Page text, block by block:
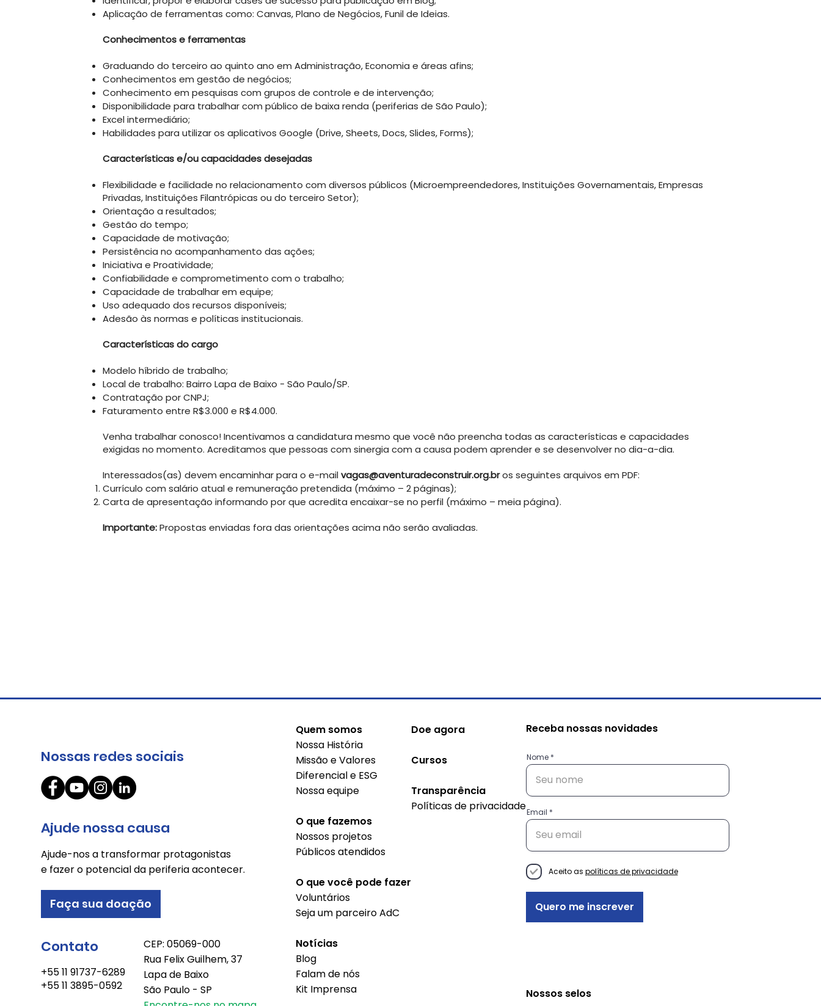
Aplicação de ferramentas como: Canvas, Plano de Negócios, Funil de Ideias.
Conhecimentos e ferramentas
​Graduando do terceiro ao quinto ano em Administração, Economia e áreas afins;
Conhecimentos em gestão de negócios;
Conhecimento em pesquisas com grupos de controle e de intervenção;
Disponibilidade para trabalhar com público de baixa renda (periferias de São Paulo);
Excel intermediário;
Habilidades para utilizar os aplicativos Google (Drive, Sheets, Docs, Slides, Forms);
Características e/ou capacidades desejadas
Flexibilidade e facilidade no relacionamento com diversos públicos (Microempreendedores, Instituições Governamentais, Empresas
Privadas, Instituições Filantrópicas ou do terceiro Setor);
Orientação a resultados;
Gestão do tempo;
Capacidade de motivação;
Persistência no acompanhamento das ações;
Iniciativa e Proatividade;
Confiabilidade e comprometimento com o trabalho;
Capacidade de trabalhar em equipe;
Uso adequado dos recursos disponíveis;
Adesão às normas e políticas institucionais.
Características do cargo
Modelo híbrido de trabalho;
Local de trabalho: Bairro Lapa de Baixo - São Paulo/SP.
Contratação por CNPJ;
Faturamento entre R$3.000 e R$4.000.
Venha trabalhar conosco! Incentivamos a candidatura mesmo que você não preencha todas as características e capacidades
exigidas no momento. Acreditamos que pessoas com sinergia com a causa podem aprender e se desenvolver no dia-a-dia.
Interessados(as) devem encaminhar para o e-mailvagas@aventuradeconstruir.org.bros seguintes arquivos em PDF:
Currículo com salário atual e remuneração pretendida (máximo – 2 páginas);
Carta de apresentação informando por que acredita encaixar-se no perfil (máximo – meia página).
Importante:Propostas enviadas fora das orientações acima não serão avaliadas.
Nossas redes sociais
Ajude nossa causa
Ajude-nos a transformar protagonistas
e fazer o potencial da periferia acontecer.
Faça sua doação
Contato
+55 11 91737-6289
+55 11 3895-0592
CEP: 05069-000
Rua Felix Guilhem, 37
Lapa de Baixo
São Paulo - SP
Quem somos
Nossa História
Missão e Valores
Diferencial e ESG
Nossa equipe
O que fazemos
Nossos projetos
Públicos atendidos
O que você pode fazer
Voluntários
Seja um parceiro AdC
Notícias
Blog
Falam de nós
Kit Imprensa
Doe agora
Cursos
Transparência
Políticas de privacidade
Receba nossas novidades
Nome
Email
Aceito as políticas de privacidade
Quero me inscrever
Nossos selos